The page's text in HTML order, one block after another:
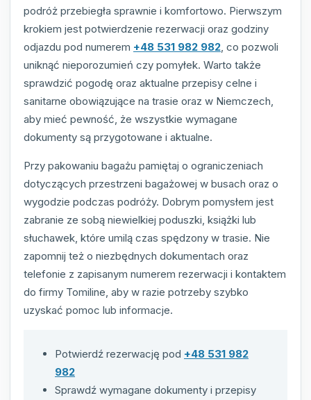
podróż przebiegła sprawnie i komfortowo. Pierwszym
krokiem jest potwierdzenie rezerwacji oraz godziny
odjazdu pod numerem +48 531 982 982 , co pozwoli
uniknąć nieporozumień czy pomyłek. Warto także
sprawdzić pogodę oraz aktualne przepisy celne i
sanitarne obowiązujące na trasie oraz w Niemczech,
aby mieć pewność, że wszystkie wymagane
dokumenty są przygotowane i aktualne.
Przy pakowaniu bagażu pamiętaj o ograniczeniach
dotyczących przestrzeni bagażowej w busach oraz o
wygodzie podczas podróży. Dobrym pomysłem jest
zabranie ze sobą niewielkiej poduszki, książki lub
słuchawek, które umilą czas spędzony w trasie. Nie
zapomnij też o niezbędnych dokumentach oraz
telefonie z zapisanym numerem rezerwacji i kontaktem
do firmy Tomiline, aby w razie potrzeby szybko
uzyskać pomoc lub informacje.
Potwierdź rezerwację pod +48 531 982
982
Sprawdź wymagane dokumenty i przepisy